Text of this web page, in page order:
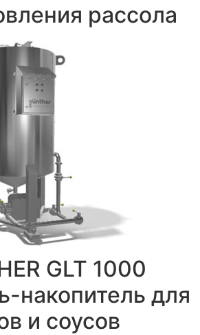
рассола
GLT 1000
накопитель для
и соусов